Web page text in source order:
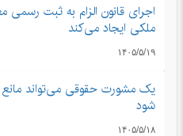
اجرای قانون الزام به ثبت رسمی
ملکی ایجاد می‌کند
۱۴۰۵/۵/۱۹
یک مشورت حقوقی می‌تواند مانع
شود
۱۴۰۵/۵/۱۸